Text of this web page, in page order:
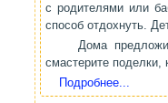
с родителями или
способ отдохнуть.
Дома
смастерите поделки,
Подробнее...